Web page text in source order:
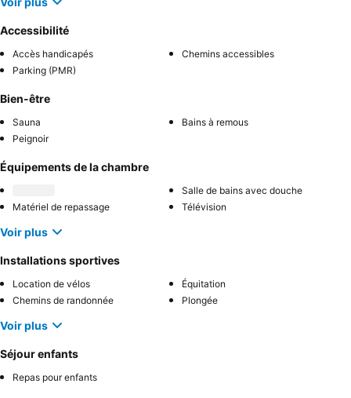
Accessibilité
Accès handicapés
Chemins accessibles
Parking (PMR)
Bien-être
Sauna
Bains à remous
Peignoir
Équipements de la chambre
Salle de bains avec douche
Matériel de repassage
Télévision
Voir plus
Installations sportives
Location de vélos
Équitation
Chemins de randonnée
Plongée
Voir plus
Séjour enfants
Repas pour enfants